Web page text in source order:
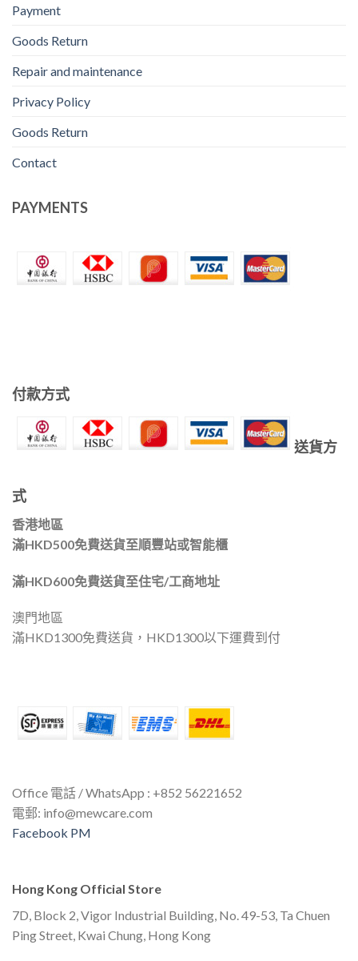
Payment
Goods Return
Repair and maintenance
Privacy Policy
Goods Return
Contact
PAYMENTS
付款方式
送貨方
式
香港地區
滿HKD500免費送貨至順豐站或智能櫃
滿HKD600免費送貨至住宅/工商地址
澳門地區
滿HKD1300免費送貨，HKD1300以下運費到付
Office 電話 / WhatsApp : +852 56221652
電郵: info@mewcare.com
Facebook PM
Hong Kong Official Store
7D, Block 2, Vigor Industrial Building, No. 49-53, Ta Chuen
Ping Street, Kwai Chung, Hong Kong